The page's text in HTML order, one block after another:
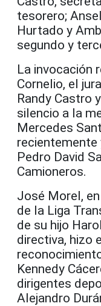
tesorero;
Hurtado y
segundo y
La invocación
Cornelio, el
Randy Castro
silencio a la
Mercedes
recientemente
Pedro David
Camioneros.
José Morel,
de la Liga
de su hijo
directiva, hizo
Kennedy
dirigentes
Alejandro